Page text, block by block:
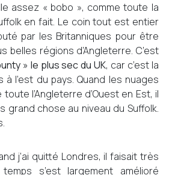
assez « bobo », comme toute la
en fait. Le coin tout est entier
par les Britanniques pour être
belles régions d’Angleterre. C’est
» le plus sec du UK, car c’est la
à l’est du pays. Quand les nuages
l’Angleterre d’Ouest en Est, il
grand chose au niveau du Suffolk.
j’ai quitté Londres, il faisait très
s’est largement amélioré